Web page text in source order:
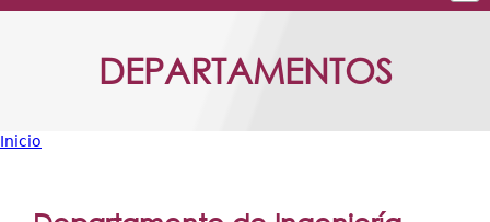
Nuestra Facultad
DEPARTAMENTOS
está
Inicio